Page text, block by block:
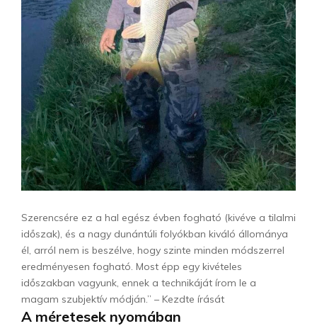
Szerencsére ez a hal egész évben fogható (kivéve a tilalmi
időszak), és a nagy dunántúli folyókban kiváló állománya
él, arról nem is beszélve, hogy szinte minden módszerrel
eredményesen fogható. Most épp egy kivételes
időszakban vagyunk, ennek a technikáját írom le a
magam szubjektív módján.” – Kezdte írását
A méretesek nyomában